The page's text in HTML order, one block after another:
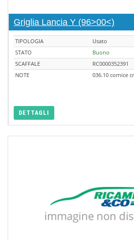
Griglia Lancia Y (96>00<)
TIPOLOGIA
Usato
STATO
Buono
SCAFFALE
RC0000352391
NOTE
036.10 cornice
DETTAGLI